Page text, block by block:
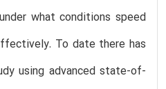
what conditions speed
To date there has
using advanced state-of-